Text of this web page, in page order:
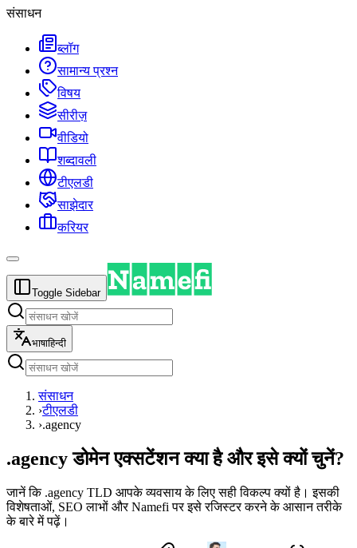
संसाधन
ब्लॉग
सामान्य प्रश्न
विषय
सीरीज़
वीडियो
शब्दावली
टीएलडी
साझेदार
करियर
Toggle Sidebar
भाषाहिन्दी
संसाधन
›टीएलडी
›.agency
.agency डोमेन एक्सटेंशन क्या है और इसे क्यों चुनें?
जानें कि .agency TLD आपके व्यवसाय के लिए सही विकल्प क्यों है। इसकी
विशेषताओं, SEO लाभों और Namefi पर इसे रजिस्टर करने के आसान तरीके
के बारे में पढ़ें।